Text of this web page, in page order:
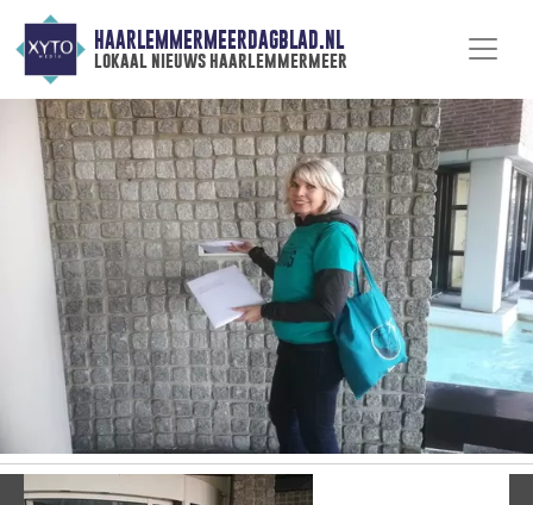
HAARLEMMERMEERDAGBLAD.NL
lokaal nieuws haarlemmermeer